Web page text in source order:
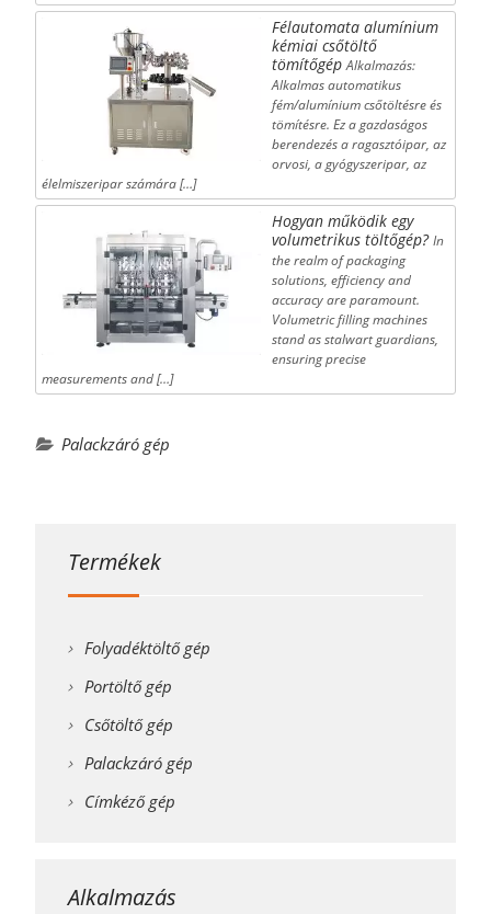
Félautomata alumínium
kémiai csőtöltő
tömítőgép Alkalmazás:
Alkalmas automatikus
fém/alumínium csőtöltésre és
tömítésre. Ez a gazdaságos
berendezés a ragasztóipar, az
orvosi, a gyógyszeripar, az
élelmiszeripar számára […]
Hogyan működik egy
volumetrikus töltőgép? In
the realm of packaging
solutions, efficiency and
accuracy are paramount.
Volumetric filling machines
stand as stalwart guardians,
ensuring precise
measurements and […]
Palackzáró gép
Termékek
Folyadéktöltő gép
Portöltő gép
Csőtöltő gép
Palackzáró gép
Címkéző gép
Alkalmazás